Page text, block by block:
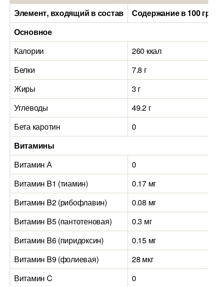
Элемент, входящий в состав
Содержание в 100
Основное
Калории
260 ккал
Белки
7.8 г
Жиры
3 г
Углеводы
49.2 г
Бета каротин
0
Витамины
Витамин А
0
Витамин B1 (тиамин)
0.17 мг
Витамин B2 (рибофлавин)
0.08 мг
Витамин B5 (пантотеновая)
0.3 мг
Витамин B6 (пиридоксин)
0.15 мг
Витамин B9 (фолиевая)
28 мкг
Витамин C
0